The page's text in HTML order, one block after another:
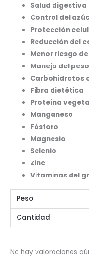
Salud digestiva
Control del
Protección
Reducción del
Menor riesgo
Manejo del peso
Carbohidratos
Fibra dietética
Proteína
Manganeso
Fósforo
Magnesio
Selenio
Zinc
Vitaminas del
Peso
Cantidad
No hay valoraciones